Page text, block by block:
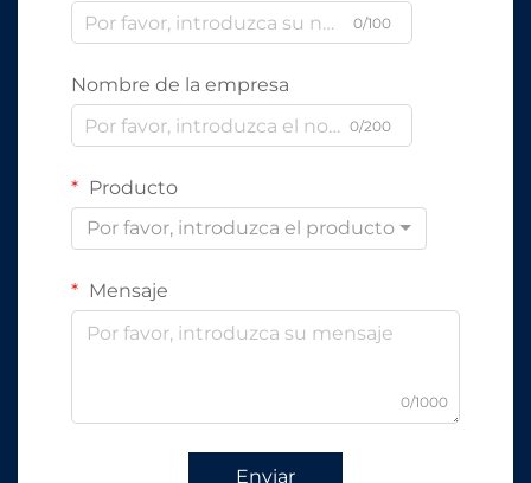
0/100
Nombre de la empresa
0/200
Producto
Por favor, introduzca el producto
Mensaje
0/1000
Enviar